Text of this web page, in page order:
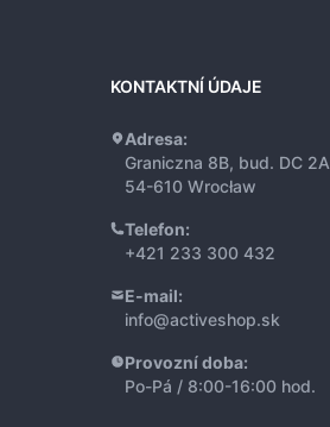
KONTAKTNÍ ÚDAJE
Adresa:
Graniczna 8B, bud. DC 2A
54-610 Wrocław
Telefon:
+421 233 300 432
E-mail:
info@activeshop.sk
Provozní doba:
Po-Pá / 8:00-16:00 hod.